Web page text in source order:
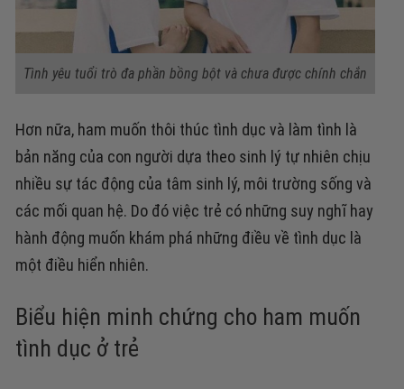
Tình yêu tuổi trò đa phần bồng bột và chưa được chính chắn
Hơn nữa, ham muốn thôi thúc tình dục và làm tình là
bản năng của con người dựa theo sinh lý tự nhiên chịu
nhiều sự tác động của tâm sinh lý, môi trường sống và
các mối quan hệ. Do đó việc trẻ có những suy nghĩ hay
hành động muốn khám phá những điều về tình dục là
một điều hiển nhiên.
Biểu hiện minh chứng cho ham muốn
tình dục ở trẻ